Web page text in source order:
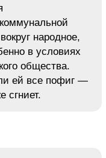
народное,
в условиях
общества.
ей все пофиг —
сгниет.